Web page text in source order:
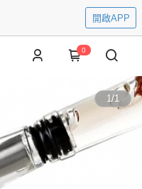
開啟APP
0
1/1